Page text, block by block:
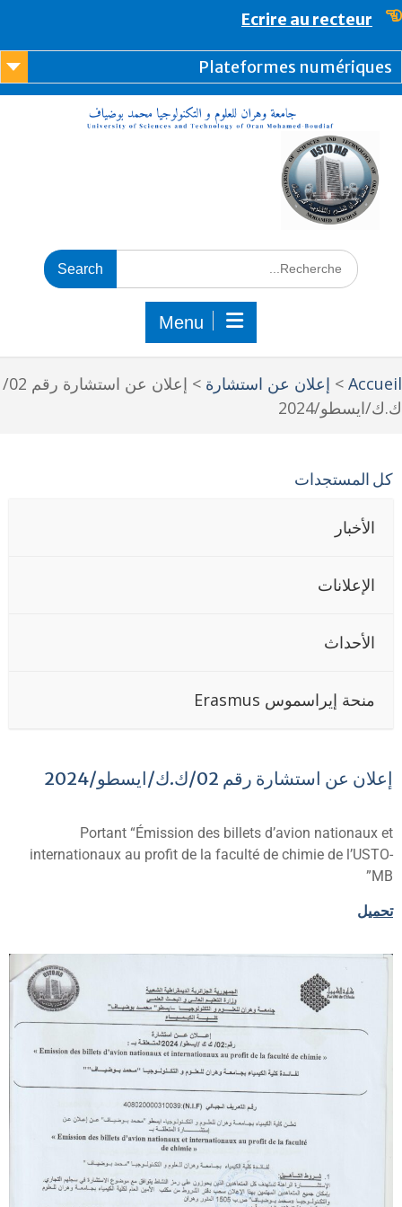
content
Ecrire au recteur
Plateformes
Menu
> إعلان عن استشارة>
إعلان عن استشارة رقم 02/
ايسطو/2024
المستجدات
الأخبار
الإعلانات
الأحداث
منحة إيراسموس Erasmus
عن استشارة رقم 02/ك.ك/ايسطو/2024
Portant “Émission des billets d’avion nationaux
internationaux au profit de la faculté de chimie de